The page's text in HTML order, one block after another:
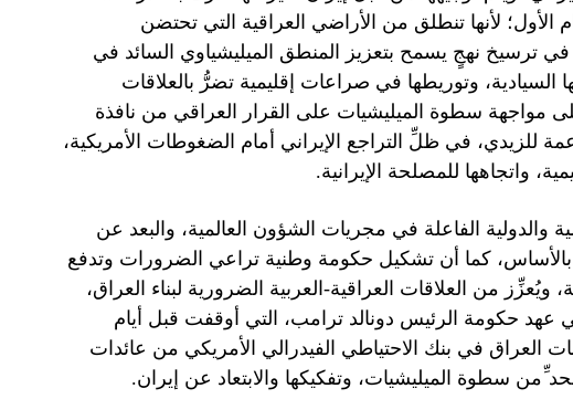
الأول؛ لأنها تنطلق من الأراضي العراقية التي تحتضن
ترسيخ نهجٍ يسمح بتعزيز المنطق الميليشياوي السائد في
السيادية، وتوريطها في صراعات إقليمية تضرُّ بالعلاقات
مواجهة سطوة الميليشيات على القرار العراقي من نافذة
للزيدي، في ظلِّ التراجع الإيراني أمام الضغوطات الأمريكية،
واتجاهها للمصلحة الإيرانية.
والدولية الفاعلة في مجريات الشؤون العالمية، والبعد عن
بالأساس، كما أن تشكيل حكومة وطنية تراعي الضرورات وتدفع
من العلاقات العراقية-العربية الضرورية لبناء العراق،
حكومة الرئيس دونالد ترامب، التي أوقفت قبل أيام
مليون دولار في حسابات العراق في بنك الاحتياطي الفيدرالي الأمريكي من عائدات
ِّمن سطوة الميليشيات، وتفكيكها والابتعاد عن إيران.